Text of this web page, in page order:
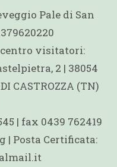
Pale di San
visitatori:
2 | 38054
CASTROZZA (TN)
| fax 0439 762419
| Posta Certificata: